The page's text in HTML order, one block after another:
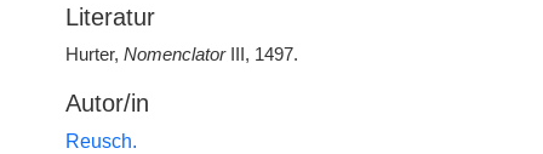
Literatur
Hurter, NomenclatorIII, 1497.
Autor/in
Reusch.